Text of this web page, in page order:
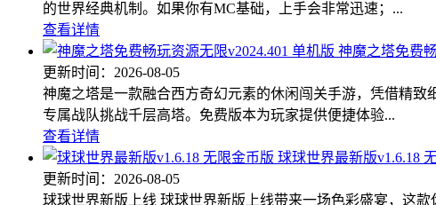
的世界经典机制。如果你有MC基础，上手会非常迅速；...
查看详情
神魔之塔免费
更新时间： 2026-08-05
神魔之塔是一款融合西方奇幻元素的休闲闯关手游，凭借精
专属战队挑战千层高塔。免费版本为玩家提供便捷体验...
查看详情
球球世界最新版v1.6.18
更新时间： 2026-08-05
球球世界新版上线 球球世界新版上线带来一场色彩盛宴，这